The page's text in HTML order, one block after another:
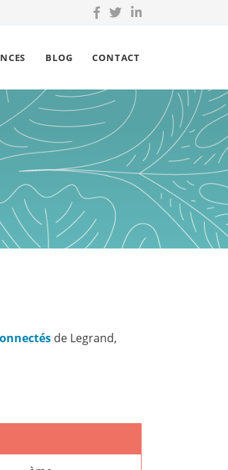
BLOG CONTACT
de Legrand,